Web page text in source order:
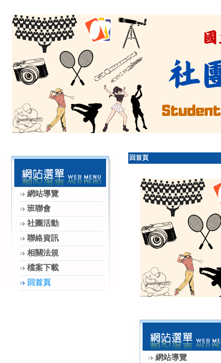
網站導覽
班聯會
社團活動
聯絡資訊
相關法規
檔案下載
回首頁
回首頁